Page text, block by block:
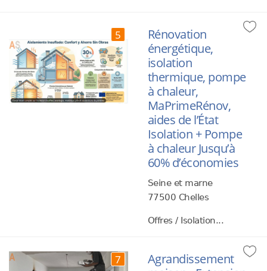
5
Rénovation
énergétique,
isolation
thermique, pompe
à chaleur,
MaPrimeRénov,
aides de l’État
Isolation + Pompe
à chaleur Jusqu’à
60% d’économies
Seine et marne
77500 Chelles
Offres / Isolation...
7
Agrandissement